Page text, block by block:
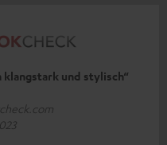
klangstark und stylisch“